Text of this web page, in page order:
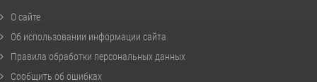
О сайте
Об использовании информации сайта
Правила обработки персональных данных
Сообщить об ошибках